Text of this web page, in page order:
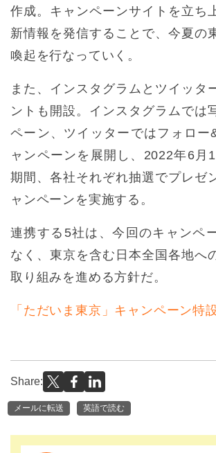
作成。キャンペーンサイトを立ち
新情報を発信することで、今夏の
喚起を行なっていく。
また、インスタグラムとツイッタ
ントも開設。インスタグラムでは
ペーン、ツイッターではフォロー
ャンペーンを展開し、2022年6月
期間、各社それぞれ抽選でプレゼ
ャンペーンを実施する。
連携する5社は、今回のキャンペ
なく、東京を含む日本全国各地へ
取り組みを進める方針だ。
「ただいま東京」キャンペーン特
Share:
メールに転送 英語で読む